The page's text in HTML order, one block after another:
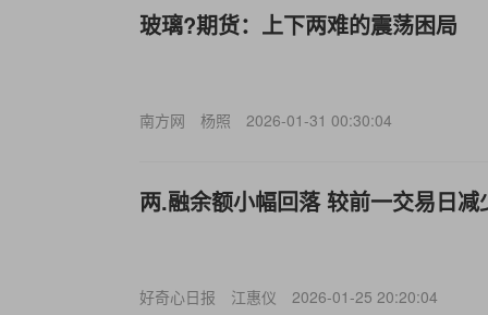
玻璃?期货：上下两难的震荡困局
南方网 杨照 2026-01-31 00:30:04
两.融余额小幅回落 较前一交易日减
好奇心日报 江惠仪 2026-01-25 20:20:04